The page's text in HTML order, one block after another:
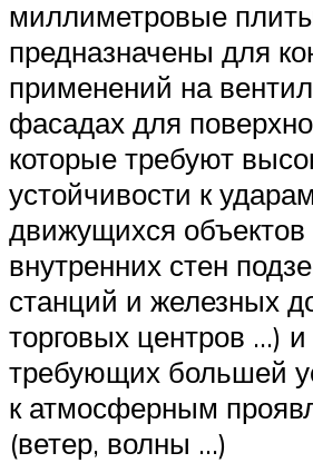
миллиметровые
предназначены для
применений на
фасадах для
которые требуют
устойчивости к
движущихся
внутренних стен
станций и железных
торговых центров …)
требующих большей
к атмосферным
(ветер, волны …)